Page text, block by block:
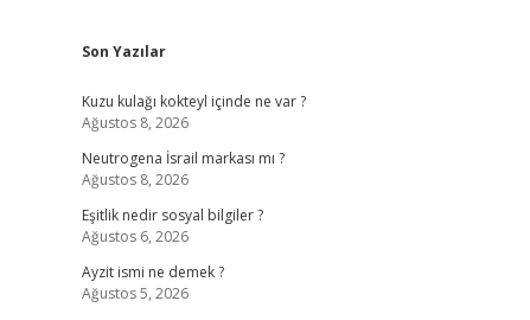
Sidebar
Son Yazılar
Kuzu kulağı kokteyl içinde ne var ?
Ağustos 8, 2026
Neutrogena İsrail markası mı ?
Ağustos 8, 2026
Eşitlik nedir sosyal bilgiler ?
Ağustos 6, 2026
Ayzit ismi ne demek ?
Ağustos 5, 2026